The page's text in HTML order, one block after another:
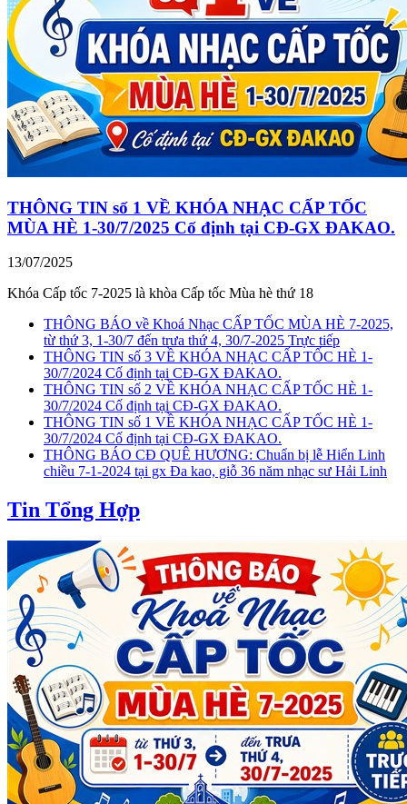
THÔNG TIN số 1 VỀ KHÓA NHẠC CẤP TỐC
MÙA HÈ 1-30/7/2025 Cố định tại CĐ-GX ĐAKAO.
13/07/2025
Khóa Cấp tốc 7-2025 là khòa Cấp tốc Mùa hè thứ 18
THÔNG BÁO về Khoá Nhạc CẤP TỐC MÙA HÈ 7-2025,
từ thứ 3, 1-30/7 đến trưa thứ 4, 30/7-2025 Trực tiếp
THÔNG TIN số 3 VỀ KHÓA NHẠC CẤP TỐC HÈ 1-
30/7/2024 Cố định tại CĐ-GX ĐAKAO.
THÔNG TIN số 2 VỀ KHÓA NHẠC CẤP TỐC HÈ 1-
30/7/2024 Cố định tại CĐ-GX ĐAKAO.
THÔNG TIN số 1 VỀ KHÓA NHẠC CẤP TỐC HÈ 1-
30/7/2024 Cố định tại CĐ-GX ĐAKAO.
THÔNG BÁO CĐ QUÊ HƯƠNG: Chuẩn bị lễ Hiển Linh
chiều 7-1-2024 tại gx Đa kao, giỗ 36 năm nhạc sư Hải Linh
Tin Tổng Hợp